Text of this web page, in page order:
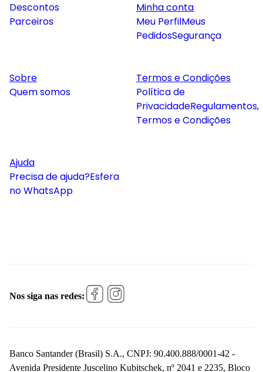
Descontos
Parceiros
Minha conta
Meu PerfilMeus
PedidosSegurança
Sobre
Quem somos
Termos e Condições
Política de
PrivacidadeRegulamentos,
Termos e Condições
Ajuda
Precisa de ajuda?Esfera
no WhatsApp
Nos siga nas redes:
Banco Santander (Brasil) S.A., CNPJ: 90.400.888/0001-42 -
Avenida Presidente Juscelino Kubitschek, nº 2041 e 2235, Bloco